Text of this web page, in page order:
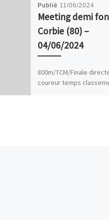
Publié 11/06/2024
Meeting demi
Corbie (80) –
04/06/2024
800m/TCM/Finale
coureur temps